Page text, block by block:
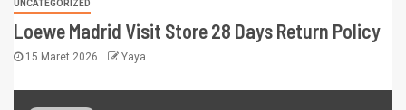
UNCATEGORIZED
Loewe Madrid Visit Store 28 Days Return Policy
15 Maret 2026 Yaya